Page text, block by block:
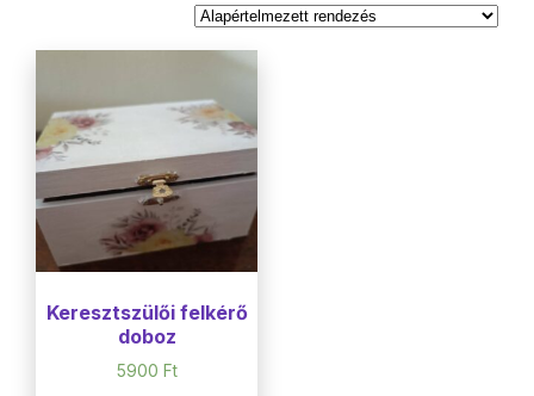
Keresztszülői felkérő
doboz
5900 Ft